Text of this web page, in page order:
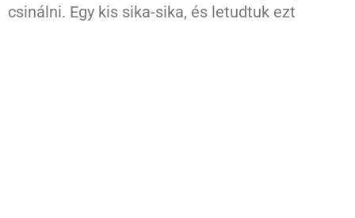
csinálni. Egy kis sika-sika, és letudtuk ezt